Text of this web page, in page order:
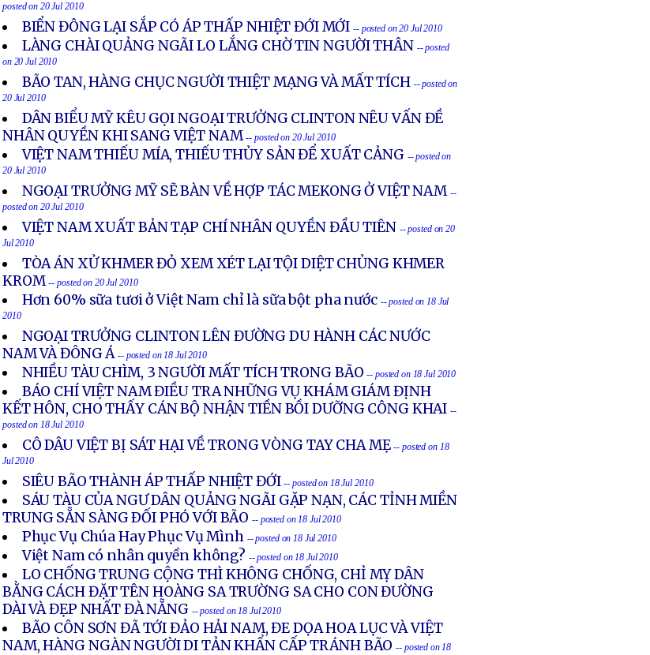
posted on 20 Jul 2010
BIỂN ĐÔNG LẠI SẮP CÓ ÁP THẤP NHIỆT ĐỚI MỚI -- posted on 20 Jul 2010
LÀNG CHÀI QUẢNG NGÃI LO LẮNG CHỜ TIN NGƯỜI THÂN -- posted
on 20 Jul 2010
BÃO TAN, HÀNG CHỤC NGƯỜI THIỆT MẠNG VÀ MẤT TÍCH -- posted on
20 Jul 2010
DÂN BIỂU MỸ KÊU GỌI NGOẠI TRƯỞNG CLINTON NÊU VẤN ĐỀ
NHÂN QUYỀN KHI SANG VIỆT NAM -- posted on 20 Jul 2010
VIỆT NAM THIẾU MÍA, THIẾU THỦY SẢN ĐỂ XUẤT CẢNG -- posted on
20 Jul 2010
NGOẠI TRƯỞNG MỸ SẼ BÀN VỀ HỢP TÁC MEKONG Ở VIỆT NAM --
posted on 20 Jul 2010
VIỆT NAM XUẤT BẢN TẠP CHÍ NHÂN QUYỀN ĐẦU TIÊN -- posted on 20
Jul 2010
TÒA ÁN XỬ KHMER ĐỎ XEM XÉT LẠI TỘI DIỆT CHỦNG KHMER
KROM -- posted on 20 Jul 2010
Hơn 60% sữa tươi ở Việt Nam chỉ là sữa bột pha nước -- posted on 18 Jul
2010
NGOẠI TRƯỞNG CLINTON LÊN ĐƯỜNG DU HÀNH CÁC NƯỚC
NAM VÀ ĐÔNG Á -- posted on 18 Jul 2010
NHIỀU TÀU CHÌM, 3 NGƯỜI MẤT TÍCH TRONG BÃO -- posted on 18 Jul 2010
BÁO CHÍ VIỆT NAM ĐIỀU TRA NHỮNG VỤ KHÁM GIÁM ĐỊNH
KẾT HÔN, CHO THẤY CÁN BỘ NHẬN TIỀN BỒI DƯỠNG CÔNG KHAI--
posted on 18 Jul 2010
CÔ DÂU VIỆT BỊ SÁT HẠI VỀ TRONG VÒNG TAY CHA MẸ -- posted on 18
Jul 2010
SIÊU BÃO THÀNH ÁP THẤP NHIỆT ĐỚI-- posted on 18 Jul 2010
SÁU TÀU CỦA NGƯ DÂN QUẢNG NGÃI GẶP NẠN, CÁC TỈNH MIỀN
TRUNG SẴN SÀNG ÐỐI PHÓ VỚI BÃO -- posted on 18 Jul 2010
Phục Vụ Chúa Hay Phục Vụ Mình -- posted on 18 Jul 2010
Việt Nam có nhân quyền không? -- posted on 18 Jul 2010
LO CHỐNG TRUNG CỘNG THÌ KHÔNG CHỐNG, CHỈ MỴ DÂN
BẰNG CÁCH ĐẶT TÊN HOÀNG SA TRƯỜNG SA CHO CON ĐƯỜNG
DÀI VÀ ĐẸP NHẤT ĐÀ NẴNG -- posted on 18 Jul 2010
BÃO CÔN SƠN ĐÃ TỚI ĐẢO HẢI NAM, ĐE DỌA HOA LỤC VÀ VIỆT
NAM, HÀNG NGÀN NGƯỜI DI TẢN KHẨN CẤP TRÁNH BÃO -- posted on 18